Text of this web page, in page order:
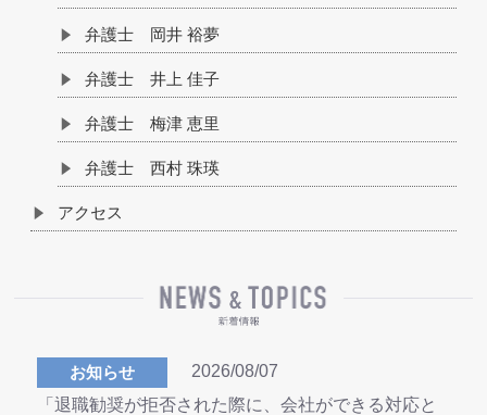
弁護士 岡井 裕夢
弁護士 井上 佳子
弁護士 梅津 恵里
弁護士 西村 珠瑛
アクセス
お知らせ
2026/08/07
「退職勧奨が拒否された際に、会社ができる対応と